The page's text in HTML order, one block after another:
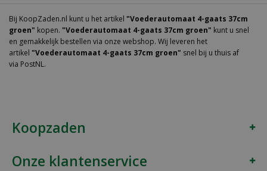
Bij KoopZaden.nl kunt u het artikel "Voederautomaat 4-gaats 37cm
groen" kopen. "Voederautomaat 4-gaats 37cm groen" kunt u snel
en gemakkelijk bestellen via onze webshop. Wij leveren het
artikel "Voederautomaat 4-gaats 37cm groen" snel bij u thuis af
via PostNL.
Koopzaden
Onze klantenservice